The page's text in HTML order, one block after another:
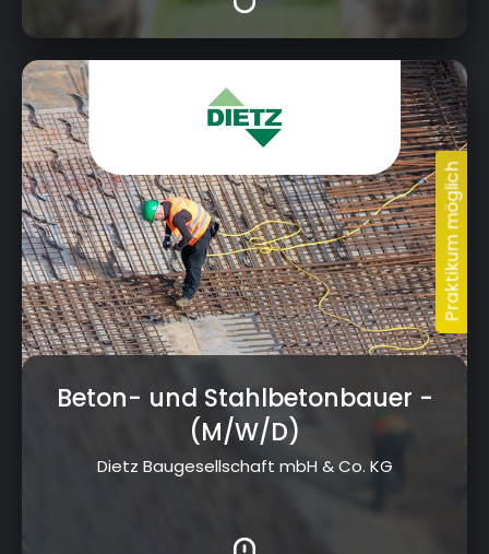
Jahnstraße 19, 96260 Weismain
Beton- und Stahlbetonbauer -
(M/W/D)
Dietz Baugesellschaft mbH & Co. KG